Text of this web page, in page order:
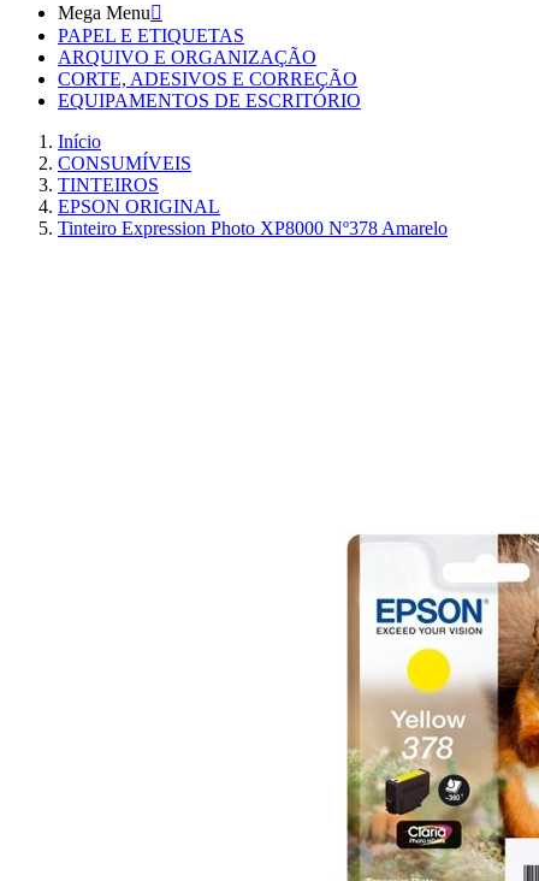
Mega Menu
PAPEL E ETIQUETAS
ARQUIVO E ORGANIZAÇÃO
CORTE, ADESIVOS E CORREÇÃO
EQUIPAMENTOS DE ESCRITÓRIO
Início
CONSUMÍVEIS
TINTEIROS
EPSON ORIGINAL
Tinteiro Expression Photo XP8000 Nº378 Amarelo